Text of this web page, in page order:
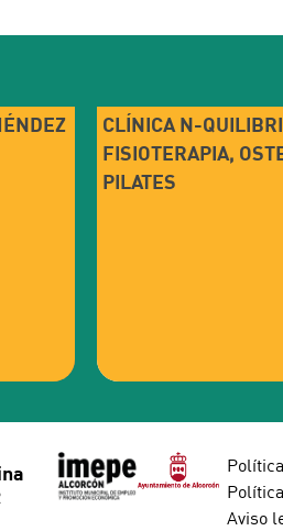
CLÍNICA N-
FISIOTERAPIA,
PILATES
Aviso